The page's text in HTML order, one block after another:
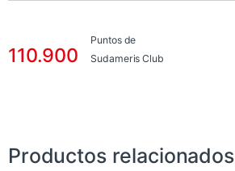
110.900
Puntos de
Sudameris Club
Productos relacionados